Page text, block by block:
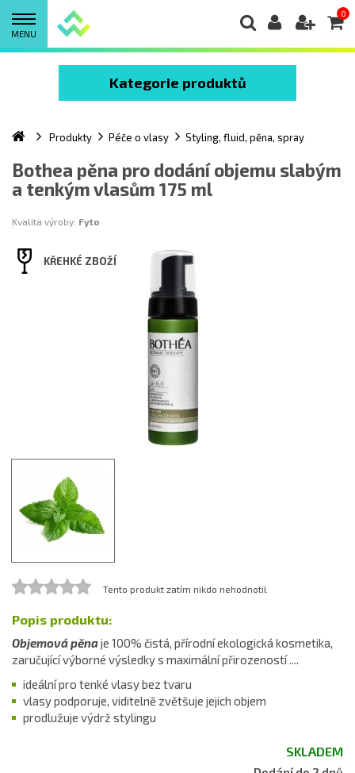
MENU
0
Kategorie produktů
Produkty Péče o vlasy Styling, fluid, pěna, spray
Bothea pěna pro dodání objemu slabým
a tenkým vlasům 175 ml
Kvalita výroby: Fyto
KŘEHKÉ ZBOŽÍ
Tento produkt zatím nikdo nehodnotil
Popis produktu:
Objemová pěnaje 100% čistá, přírodní ekologická kosmetika,
zaručující výborné výsledky s maximální přirozeností ....
ideální pro tenké vlasy bez tvaru
vlasy podporuje, viditelně zvětšuje jejich objem
prodlužuje výdrž stylingu
SKLADEM